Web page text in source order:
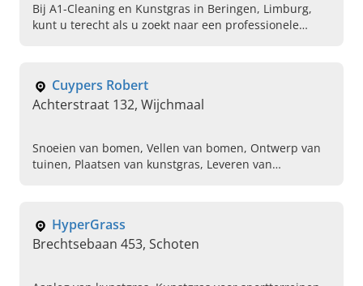
Bij A1-Cleaning en Kunstgras in Beringen, Limburg,
kunt u terecht als u zoekt naar een professionele
Cuypers Robert
Achterstraat 132, Wijchmaal
Snoeien van bomen, Vellen van bomen, Ontwerp van
tuinen, Plaatsen van kunstgras, Leveren van
HyperGrass
Brechtsebaan 453, Schoten